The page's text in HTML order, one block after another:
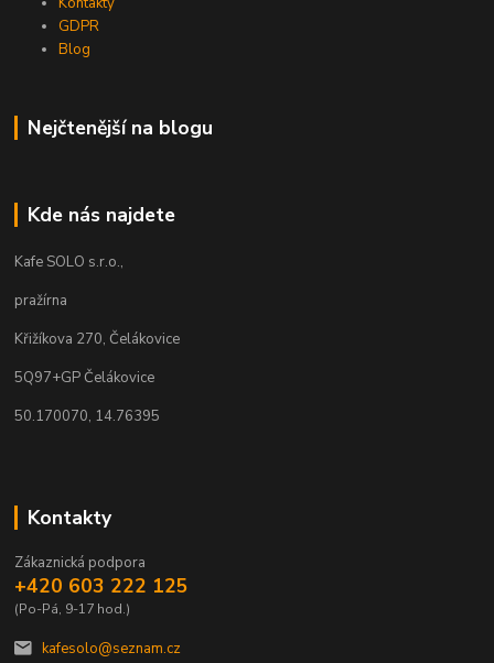
GDPR
Blog
Nejčtenější na blogu
Kde nás najdete
Kafe SOLO s.r.o.,
pražírna
Křižíkova 270, Čelákovice
5Q97+GP Čelákovice
50.170070, 14.76395
Kontakty
Zákaznická podpora
+420 603 222 125
(Po-Pá, 9-17 hod.)
kafesolo@seznam.cz